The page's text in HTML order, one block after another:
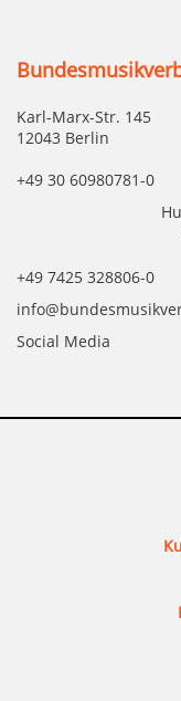
Karl-Marx-Str. 145
12043 Berlin
+49 30 60980781-0
+49 7425 328806-0
Social Media